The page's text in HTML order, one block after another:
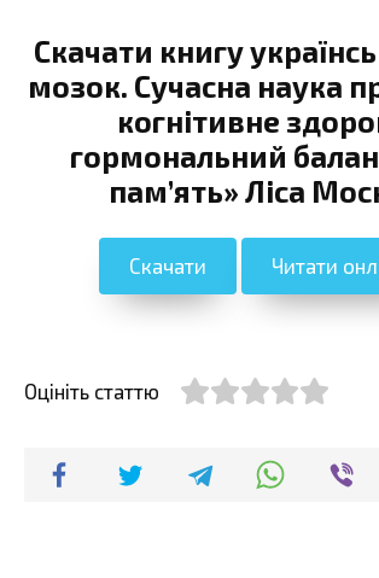
Скачати книгу
мозок. Сучасна наука
когнітивне
гормональний
пам’ять» Ліса
Скачати Читати
Оцініть статтю